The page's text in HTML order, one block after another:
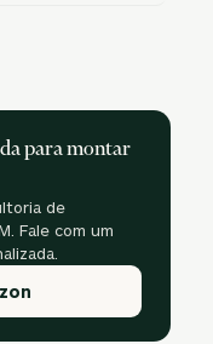
para montar
de
Fale com um